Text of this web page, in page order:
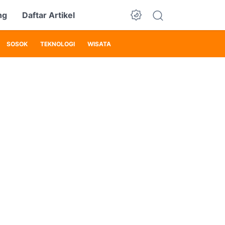
Daftar Artikel
SOSOK TEKNOLOGI WISATA